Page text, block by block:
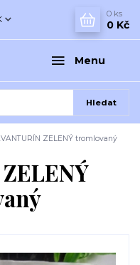
Menu
Hledat
0 ks
0 Kč
ZELENÝ tromlovaný